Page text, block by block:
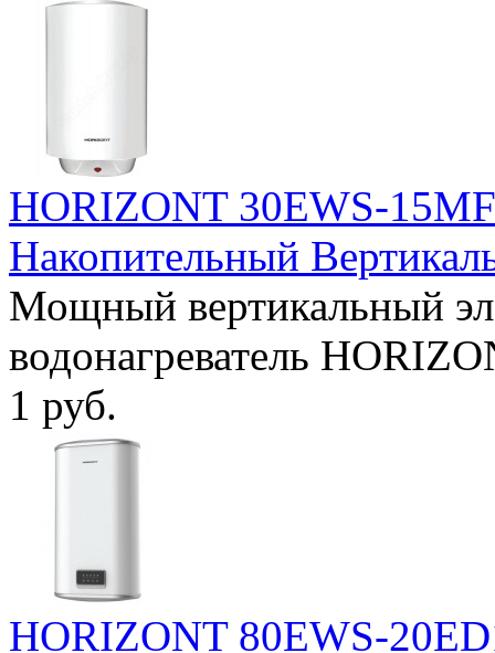
HORIZONT 30EWS-
Накопительный
Мощный вертикальный
водонагреватель
1 руб.
HORIZONT 80EWS-